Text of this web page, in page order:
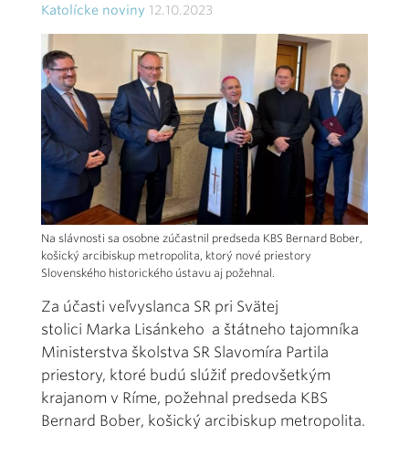
Katolícke noviny 12.10.2023
Na slávnosti sa osobne zúčastnil predseda KBS Bernard Bober,
košický arcibiskup metropolita, ktorý nové priestory
Slovenského historického ústavu aj požehnal.
Za účasti veľvyslanca SR pri Svätej
stolici Marka Lisánkeho a štátneho tajomníka
Ministerstva školstva SR Slavomíra Partila
priestory, ktoré budú slúžiť predovšetkým
krajanom v Ríme, požehnal predseda KBS
Bernard Bober, košický arcibiskup metropolita.